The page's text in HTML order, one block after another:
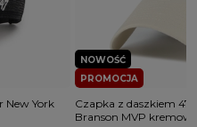
New York
PROMOCJA
NOWOŚĆ
Czapka z daszkiem 47
Branson MVP